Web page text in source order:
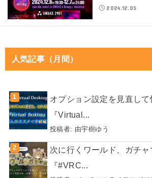
2024.12.05
人気記事（月間）
オプション設定を見直して
『Virtual...
投稿者: 由宇樹ゆう
次に行くワールド、ガチャ
『#VRC...